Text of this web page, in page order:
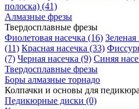
полоска) (41)
Алмазные фрезы
Твердосплавные фрезы
Фиолетовая насечка (16) Зеленая
(11) Красная насечка (33)
(7) Черная насечка (9) Синяя
Твердосплавные фрезы
Боры алмазные торнадо
Колпачки и основы для
Педикюрные диски (0)